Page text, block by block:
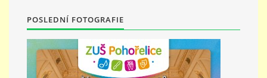
KONTAKTY
PŘÍMĚSTSKÝ TÁBOR
POSLEDNÍ FOTOGRAFIE